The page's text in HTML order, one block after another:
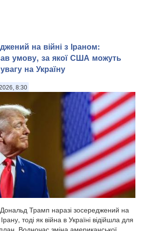
на війні з Іраном:
умову, за якої США можуть
на Україну
8:30
Трамп наразі зосереджений на
тоді як війна в Україні відійшла для